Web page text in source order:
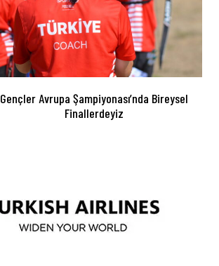
Gençler Avrupa Şampiyonası’nda Bireysel
Finallerdeyiz